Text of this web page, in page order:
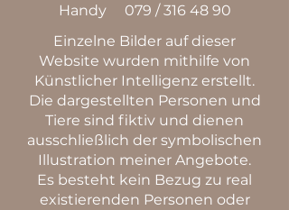
Handy 079 /316 48 90
Einzelne Bilder auf dieser
Website wurden mithilfe von
Künstlicher Intelligenz erstellt.
Die dargestellten Personen und
Tiere sind fiktiv und dienen
ausschließlich der symbolischen
Illustration meiner Angebote.
Es besteht kein Bezug zu real
existierenden Personen oder